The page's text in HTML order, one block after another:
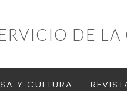
DE LA
Y CULTURA